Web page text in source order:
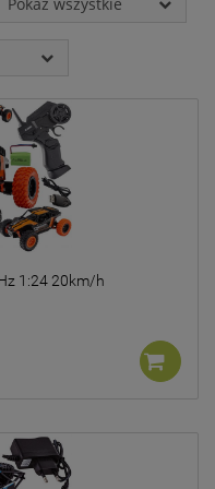
1:24 20km/h
Ci
Ci
na
do